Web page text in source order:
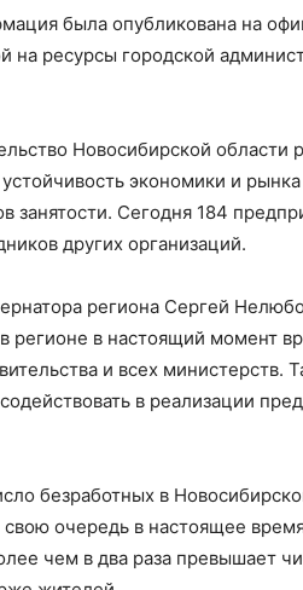
была опубликована на
на ресурсы городской
Новосибирской области
экономики и
занятости. Сегодня 184
других организаций.
региона Сергей
регионе в настоящий момент
и всех министерств.
в реализации
безработных в
очередь в настоящее
чем в два раза превышает